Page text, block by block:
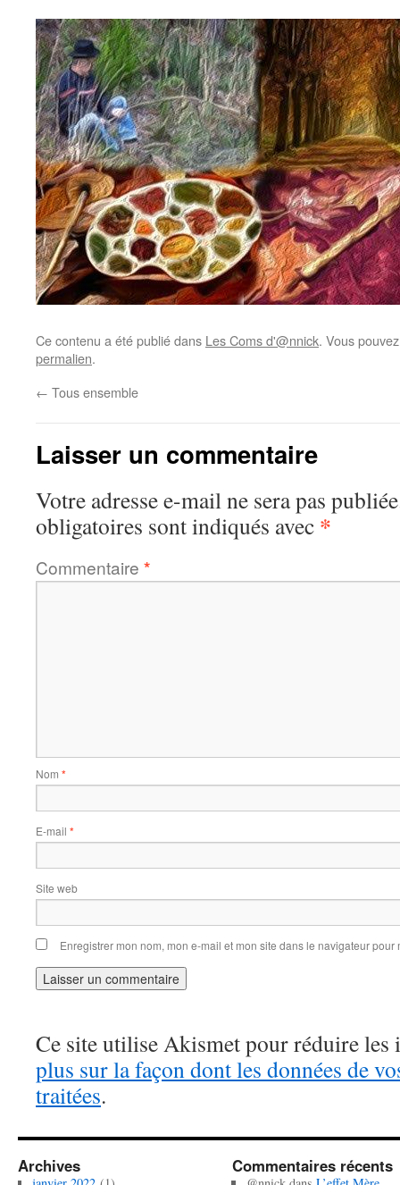
Ce contenu a été publié dans Les Coms d'@nnick. Vous
permalien.
← Tous ensemble
Laisser un commentaire
Votre adresse e-mail ne sera pas
obligatoires sont indiqués avec *
Commentaire *
Nom *
E-mail *
Site web
Enregistrer mon nom, mon e-mail et mon site dans le navigateur
Ce site utilise Akismet pour réduire les
plus sur la façon dont les données de
traitées.
Archives Commentaires récents